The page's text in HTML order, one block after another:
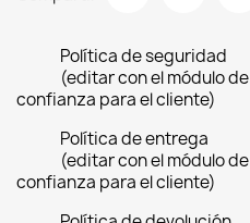
CancelarCancelar
Política de seguridad
(editar con el módulo
confianza para el cliente)
Política de entrega
(editar con el módulo
confianza para el cliente)